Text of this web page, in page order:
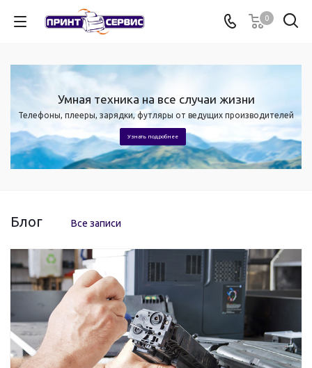
0
Умная техника на все случаи жизни
Телефоны, плееры, зарядки, футляры от ведущих производителей
Узнать подробнее
Блог Все записи